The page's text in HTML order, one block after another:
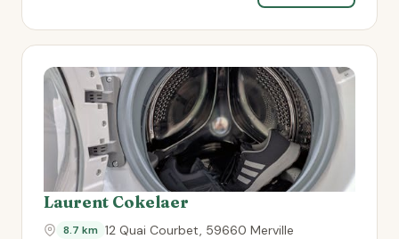
Laurent Cokelaer
8.7 km 12 Quai Courbet, 59660 Merville